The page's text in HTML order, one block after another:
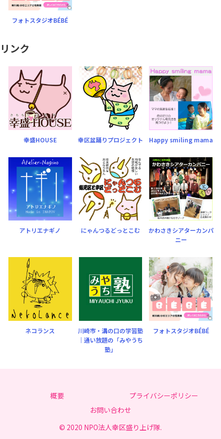
フォトスタジオBÉBÉ
リンク
幸盛HOUSE 幸区盆踊りプロジェクト Happy smiling mama
アトリエナギノ にゃんつるどっとこむ
かわさきシアターカンパ
ニー
ネコランス
川崎市・溝の口の学習塾
｜通い放題の「みやうち
塾」
フォトスタジオBÉBÉ
概要
プライバシーポリシー
お問い合わせ
© 2020 NPO法人幸区盛り上げ隊.